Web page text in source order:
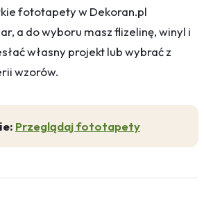
fototapety w Dekoran.pl
a do wyboru masz flizelinę, winyl i
własny projekt lub wybrać z
wzorów.
Przeglądaj fototapety